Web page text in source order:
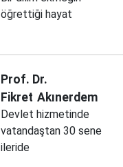
öğrettiği hayat
Prof. Dr.
Fikret Akınerdem
Devlet hizmetinde
vatandaştan 30 sene
ileride